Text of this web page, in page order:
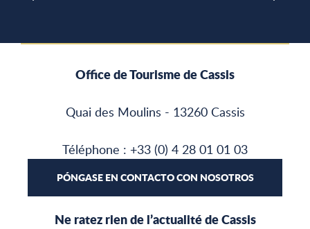
Office de Tourisme de Cassis
Quai des Moulins - 13260 Cassis
Téléphone : +33 (0) 4 28 01 01 03
PÓNGASE EN CONTACTO CON NOSOTROS
Ne ratez rien de l’actualité de Cassis